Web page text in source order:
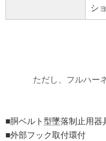
シ
ただし、フルハー
■胴ベルト型墜落制止用器
■外部フック取付環付